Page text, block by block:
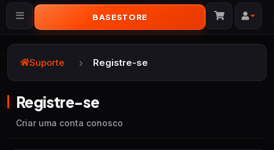
BASESTORE
Alternar navegação
Suporte Registre-se
Registre-se
Criar uma conta conosco